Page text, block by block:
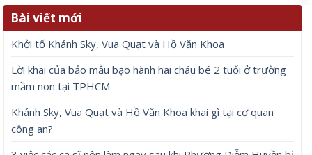
Bài viết mới
Khởi tố Khánh Sky, Vua Quạt và Hồ Văn Khoa
Lời khai của bảo mẫu bạo hành hai cháu bé 2 tuổi ở trường
mầm non tại TPHCM
Khánh Sky, Vua Quạt và Hồ Văn Khoa khai gì tại cơ quan
công an?